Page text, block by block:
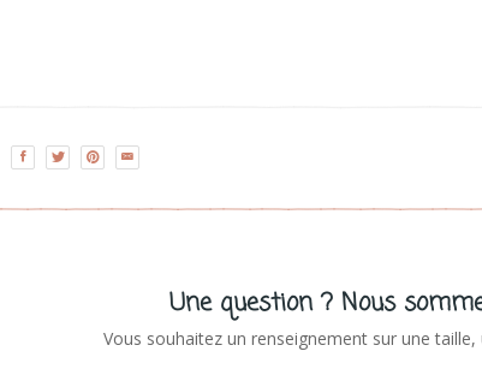
Une question ? Nous
Vous souhaitez un renseignement sur une